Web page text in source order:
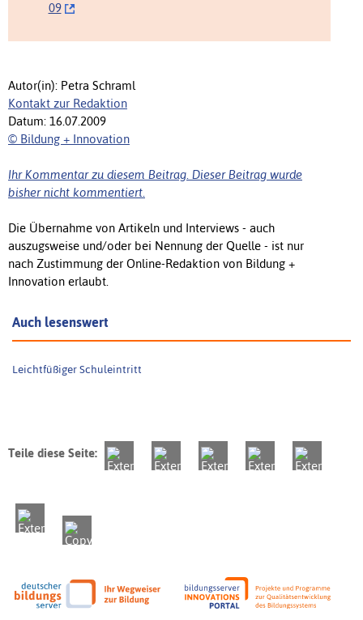
09
Autor(in): Petra Schraml
Kontakt zur Redaktion
Datum: 16.07.2009
© Bildung + Innovation
Ihr Kommentar zu diesem Beitrag. Dieser Beitrag wurde
bisher nicht kommentiert.
Die Übernahme von Artikeln und Interviews - auch
auszugsweise und/oder bei Nennung der Quelle - ist nur
nach Zustimmung der Online-Redaktion von Bildung +
Innovation erlaubt.
Auch lesenswert
Leichtfüßiger Schuleintritt
Teile diese Seite: